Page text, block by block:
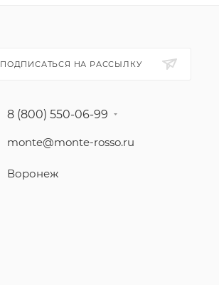
ПОДПИСАТЬСЯ НА РАССЫЛКУ
8 (800) 550-06-99
monte@monte-rosso.ru
Воронеж